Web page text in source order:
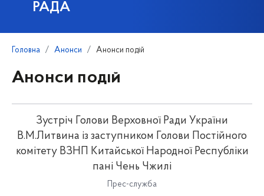
РАДА
Головна Анонси Анонси подій
Анонси подій
Зустріч Голови Верховної Ради України
В.М.Литвина із заступником Голови Постійного
комітету ВЗНП Китайської Народної Республіки
пані Чень Чжилі
Прес-служба